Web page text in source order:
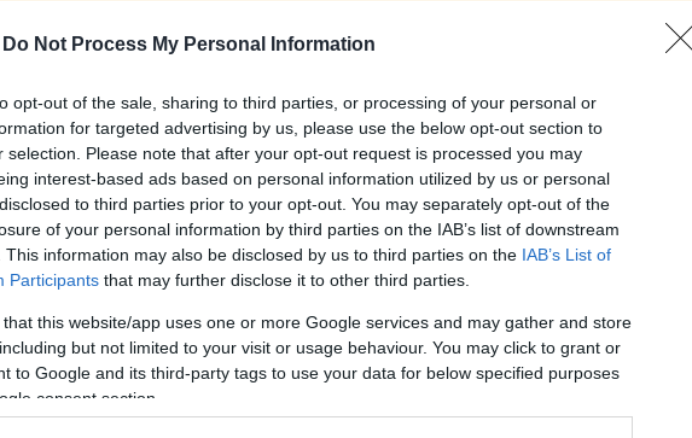
Do Not Process My Personal Information
opt-out of the sale, sharing to third parties, or processing of your personal or
for targeted advertising by us, please use the below opt-out section to
selection. Please note that after your opt-out request is processed you may
interest-based ads based on personal information utilized by us or personal
to third parties prior to your opt-out. You may separately opt-out of the
of your personal information by third parties on the IAB’s list of downstream
This information may also be disclosed by us to third parties on the IAB’s List of
Participants that may further disclose it to other third parties.
that this website/app uses one or more Google services and may gather and store
but not limited to your visit or usage behaviour. You may click to grant or
to Google and its third-party tags to use your data for below specified purposes
consent section.
miatt imádják az alattvalók, és
ő az angol királyi család
Károly királyt is.
amit - leszámítva néhány
lovasbalesetét - általában sikerül is
fontos szerepe van a diétájának is.
és vitamindús ételeket,
hasonlóanrendszerint kihagyja az
és tápláló legyen, egész napra